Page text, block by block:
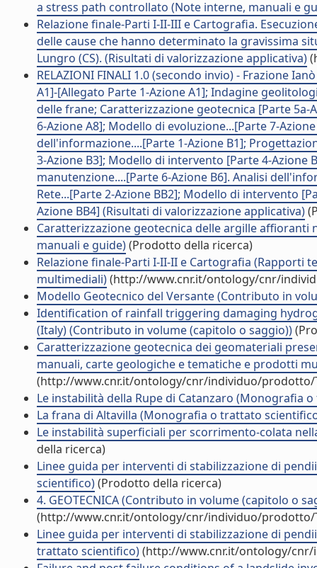
a stress path controllato (Note interne, manuali e
Relazione finale-Parti I-II-III e Cartografia.
delle cause che hanno determinato la gravissima
Lungro (CS). (Risultati di valorizzazione applicativa)
RELAZIONI FINALI 1.0 (secondo invio) - Frazione
A1]-[Allegato Parte 1-Azione A1]; Indagine
delle frane; Caratterizzazione geotecnica [Parte 5a-
6-Azione A8]; Modello di evoluzione...[Parte 7-
dell'informazione....[Parte 1-Azione B1];
3-Azione B3]; Modello di intervento [Parte 4-Azione
manutenzione....[Parte 6-Azione B6]. Analisi
Rete...[Parte 2-Azione BB2]; Modello di intervento
Azione BB4] (Risultati di valorizzazione applicativa)
Caratterizzazione geotecnica delle argille affioranti
manuali e guide)(Prodotto della ricerca)
Relazione finale-Parti I-II-II e Cartografia (Rapporti
multimediali)(http://www.cnr.it/ontology/cnr/
Modello Geotecnico del Versante (Contributo in
Identification of rainfall triggering damaging
(Italy) (Contributo in volume (capitolo o saggio))
Caratterizzazione geotecnica dei geomateriali
manuali, carte geologiche e tematiche e prodotti
(http://www.cnr.it/ontology/cnr/individuo/prodotto/
Le instabilità della Rupe di Catanzaro (Monografia
La frana di Altavilla (Monografia o trattato
Le instabilità superficiali per scorrimento-colata
della ricerca)
Linee guida per interventi di stabilizzazione di
scientifico)(Prodotto della ricerca)
4. GEOTECNICA (Contributo in volume (capitolo o
(http://www.cnr.it/ontology/cnr/individuo/prodotto/
Linee guida per interventi di stabilizzazione di
trattato scientifico)(http://www.cnr.it/ontology/